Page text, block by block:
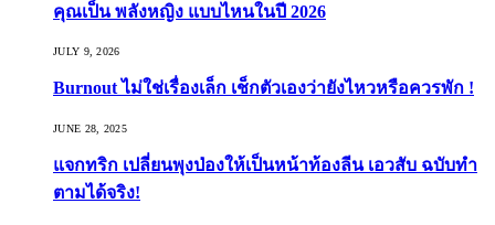
คุณเป็น พลังหญิง แบบไหนในปี 2026
JULY 9, 2026
Burnout ไม่ใช่เรื่องเล็ก เช็กตัวเองว่ายังไหวหรือควรพัก !
JUNE 28, 2025
แจกทริก เปลี่ยนพุงป่องให้เป็นหน้าท้องลีน เอวสับ ฉบับทำ
ตามได้จริง!